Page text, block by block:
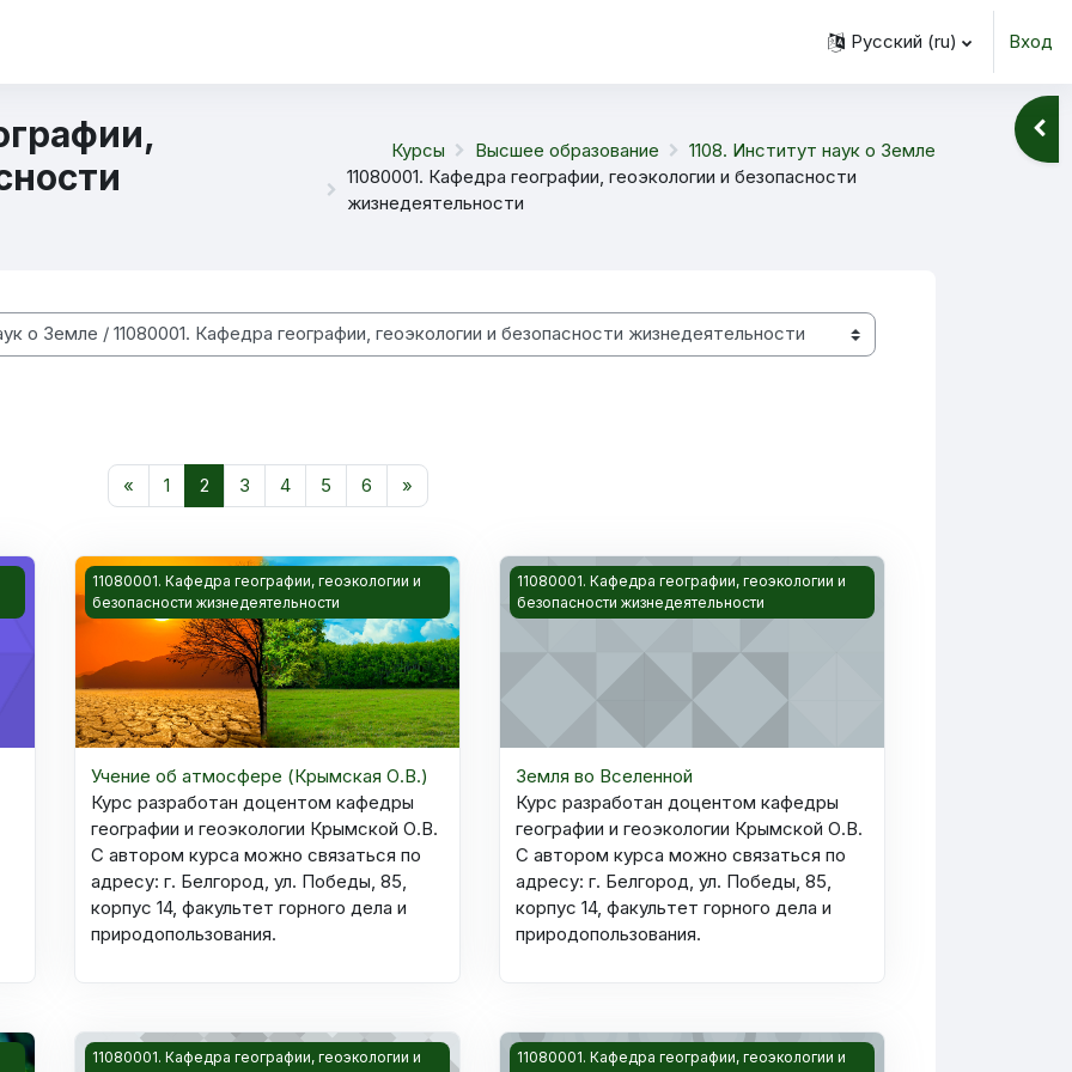
Русский ‎(ru)‎ Вход
Курсы Высшее образование
1108. Институт наук о Земле
11080001. Кафедра географии, геоэкологии и безопасности
жизнедеятельности
«Предыдущая страница
1Страница 1
2Страница 2
3Страница 3
4Страница 4
5Страница 5
6Страница 6
»Следующая страница
Изображение курса Учение об атмосфере (Крымская О.В.)
11080001. Кафедра географии, геоэкологии и
безопасности жизнедеятельности
Учение об атмосфере (Крымская О.В.)
Курс разработан доцентом кафедры
географии и геоэкологии Крымской О.В.
С автором курса можно связаться по
адресу: г. Белгород, ул. Победы, 85,
корпус 14, факультет горного дела и
природопользования.
Изображение курса Земля во Вселенной
11080001. Кафедра географии, геоэкологии и
безопасности жизнедеятельности
Земля во Вселенной
Курс разработан доцентом кафедры
географии и геоэкологии Крымской О.В.
С автором курса можно связаться по
адресу: г. Белгород, ул. Победы, 85,
корпус 14, факультет горного дела и
природопользования.
Изображение курса Прикладные геоэкологические исследования (05.06.01 Науки о Земле_Геоэкология (по
11080001. Кафедра географии, геоэкологии и
Изображение курса Устойчивое развитие и организация
11080001. Кафедра географии, геоэкологии и